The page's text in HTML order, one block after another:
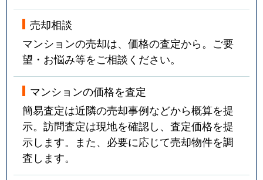
売却相談
マンションの売却は、価格の査定から。ご要
望・お悩み等をご相談ください。
マンションの価格を査定
簡易査定は近隣の売却事例などから概算を提
示。訪問査定は現地を確認し、査定価格を提
示します。また、必要に応じて売却物件を調
査します。